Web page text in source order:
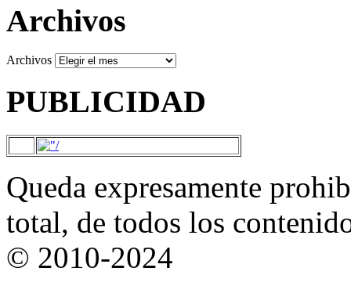
Archivos
Archivos
PUBLICIDAD
Queda expresamente
total, de todos los
© 2010-2024